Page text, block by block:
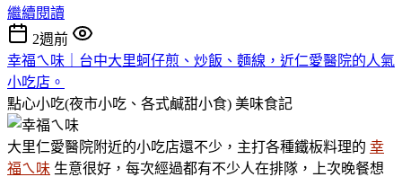
繼續閱讀
2週前
幸福ㄟ味｜台中大里蚵仔煎、炒飯、麵線，近仁愛醫院的人氣
小吃店。
點心小吃(夜市小吃、各式鹹甜小食) 美味食記
大里仁愛醫院附近的小吃店還不少，主打各種鐵板料理的 幸
福ㄟ味 生意很好，每次經過都有不少人在排隊，上次晚餐想